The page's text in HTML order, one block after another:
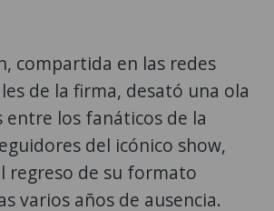
compartida en las redes
de la firma, desató una ola
entre los fanáticos de la
del icónico show,
regreso de su formato
varios años de ausencia.